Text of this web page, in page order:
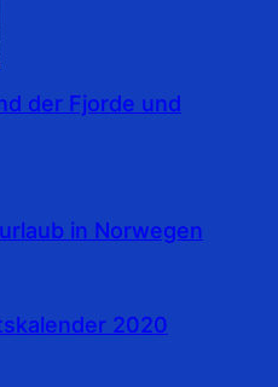
der Fjorde und
in Norwegen
2020